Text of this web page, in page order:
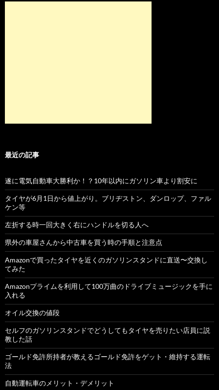
最近の記事
遂に電気自動車大勝利か！？10年以内にガソリン車より割安に
タイヤが6月1日から値上がり。ブリヂストン、ダンロップ、ファル
ケン等
左折する時一回大きく右にハンドルを切る人へ
県外の車屋さんから中古車を買う時の手順と注意点
Amazonで買ったタイヤを近くのガソリンスタンドに直送〜交換し
てみた
Amazonプライムを利用して100万曲のドライブミュージックを手に
入れる
オイル交換の値段
セルフのガソリンスタンドでどうしてもタイヤを売りたい店員に説
教した話
ゴールド免許所持者が教えるゴールド免許をゲット・維持する運転
法
自動運転車のメリット・デメリット